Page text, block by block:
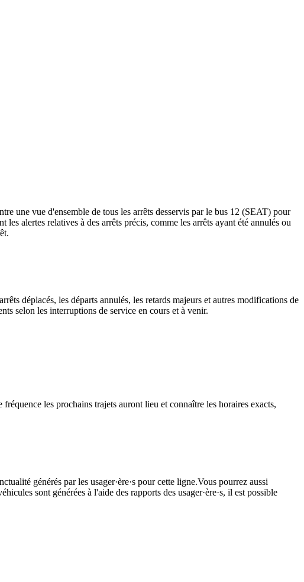
une vue d'ensemble de tous les arrêts desservis par le bus 12 (SEAT) pour
alertes relatives à des arrêts précis, comme les arrêts ayant été annulés ou
déplacés, les départs annulés, les retards majeurs et autres modifications de
selon les interruptions de service en cours et à venir.
les prochains trajets auront lieu et connaître les horaires exacts,
générés par les usager·ère·s pour cette ligne.Vous pourrez aussi
sont générées à l'aide des rapports des usager·ère·s, il est possible